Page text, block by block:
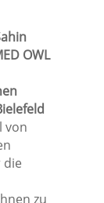
OWL
von
die
zu